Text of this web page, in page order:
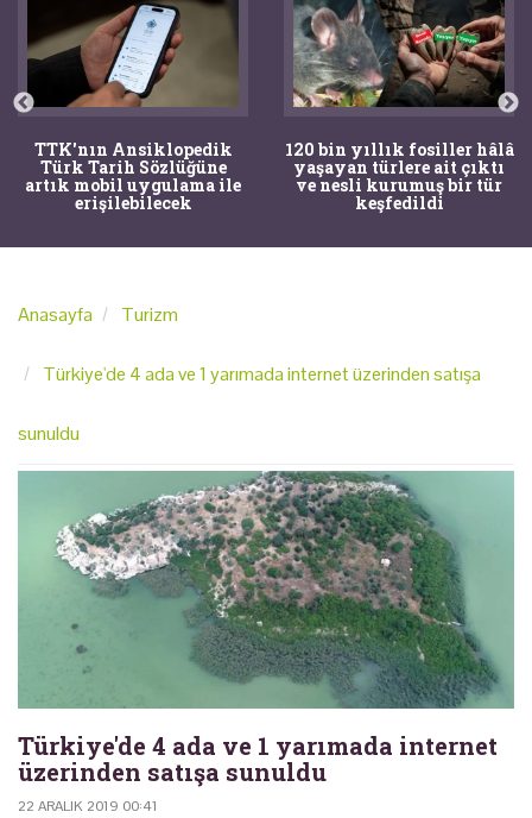
TTK'nın Ansiklopedik
Türk Tarih Sözlüğüne
artık mobil uygulama ile
erişilebilecek
120 bin yıllık fosiller hâlâ
yaşayan türlere ait çıktı
ve nesli kurumuş bir tür
keşfedildi
Anasayfa Turizm
Türkiye'de 4 ada ve 1 yarımada internet üzerinden satışa
sunuldu
Türkiye'de 4 ada ve 1 yarımada internet
üzerinden satışa sunuldu
22 ARALIK 2019 00:41